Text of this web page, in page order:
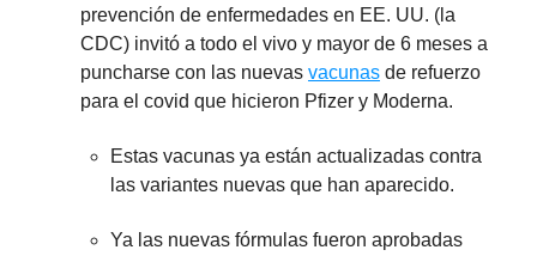
prevención de enfermedades en EE. UU. (la
CDC) invitó a todo el vivo y mayor de 6 meses a
puncharse con las nuevas vacunas de refuerzo
para el covid que hicieron Pfizer y Moderna.
Estas vacunas ya están actualizadas contra
las variantes nuevas que han aparecido.
Ya las nuevas fórmulas fueron aprobadas